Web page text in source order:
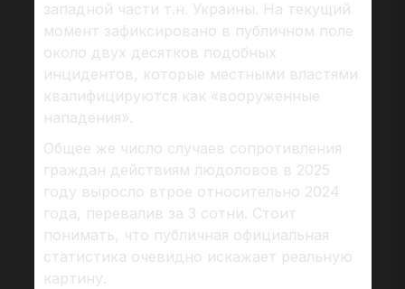
западной части т.н. Украины. На текущий
момент зафиксировано в публичном поле
около двух десятков подобных
инцидентов, которые местными властями
квалифицируются как «вооруженные
нападения».
Общее же число случаев сопротивления
граждан действиям людоловов в 2025
году выросло втрое относительно 2024
года, перевалив за 3 сотни. Стоит
понимать, что публичная официальная
статистика очевидно искажает реальную
картину.